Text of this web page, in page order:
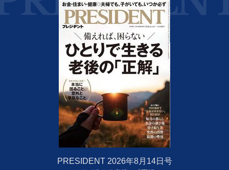
PRESIDENT 2026年8月14日号